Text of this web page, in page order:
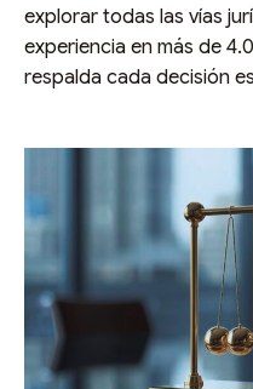
explorar todas las vías
experiencia en más de
respalda cada decisión